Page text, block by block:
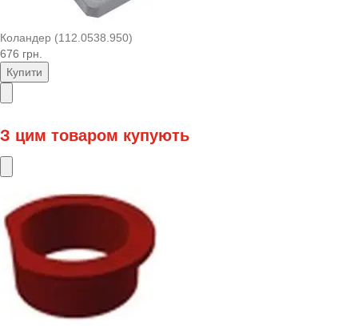
Коландер (112.0538.950)
676 грн.
Купити
З цим товаром купують